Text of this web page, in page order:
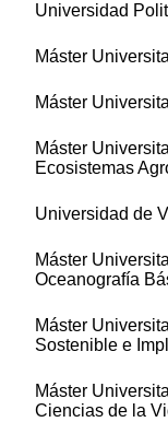
Universidad
Máster
Máster
Máster
Ecosistemas
Universidad de
Máster
Oceanografía
Máster
Sostenible e
Máster
Ciencias de la